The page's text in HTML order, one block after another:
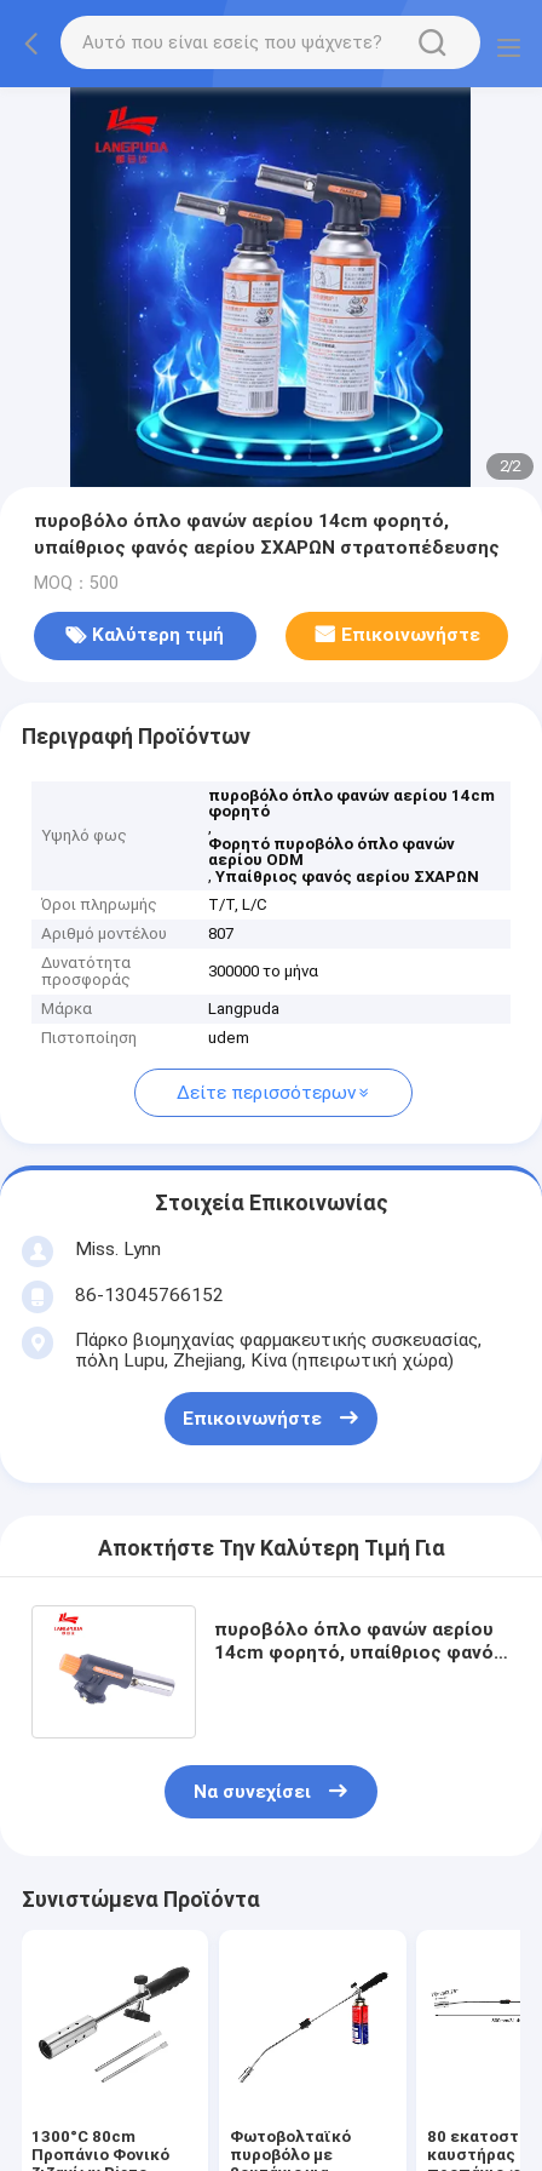
2/2
πυροβόλο όπλο φανών αερίου 14cm φορητό,
υπαίθριος φανός αερίου ΣΧΑΡΩΝ στρατοπέδευσης
MOQ：500
Καλύτερη τιμή Επικοινωνήστε
Περιγραφή Προϊόντων
Υψηλό φως
πυροβόλο όπλο φανών αερίου 14cm
φορητό
,
Φορητό πυροβόλο όπλο φανών
αερίου ODM
,Υπαίθριος φανός αερίου ΣΧΑΡΩΝ
Όροι πληρωμής
T/T, L/C
Αριθμό μοντέλου
807
Δυνατότητα
προσφοράς
300000 το μήνα
Μάρκα
Langpuda
Πιστοποίηση
udem
Δείτε περισσότερων
Στοιχεία Επικοινωνίας
Miss. Lynn
86-13045766152
Πάρκο βιομηχανίας φαρμακευτικής συσκευασίας,
πόλη Lupu, Zhejiang, Κίνα (ηπειρωτική χώρα)
Επικοινωνήστε
Αποκτήστε Την Καλύτερη Τιμή Για
πυροβόλο όπλο φανών αερίου
14cm φορητό, υπαίθριος φανός
Να συνεχίσει
Συνιστώμενα Προϊόντα
1300°C 80cm
Προπάνιο Φονικό
Φωτοβολταϊκό
πυροβόλο με
80 εκατοστά
καυστήρας